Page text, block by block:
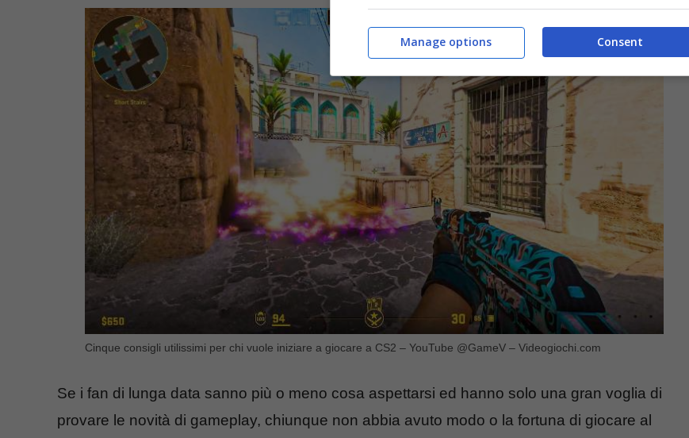
Cinque consigli utilissimi per chi vuole iniziare a giocare a CS2 – YouTube @GameV – Videogiochi.com
Se i fan di lunga data sanno più o meno cosa aspettarsi ed hanno solo una gran voglia di
provare le novità di gameplay, chiunque non abbia avuto modo o la fortuna di giocare al
Consent
Manage options